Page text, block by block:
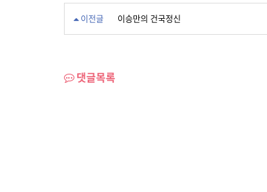
이전글 이승만의 건국정신
댓글목록